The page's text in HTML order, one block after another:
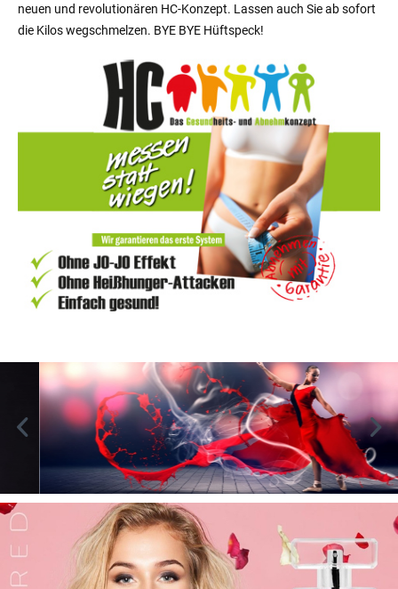
neuen und revolutionären HC-Konzept. Lassen auch Sie ab sofort
die Kilos wegschmelzen. BYE BYE Hüftspeck!